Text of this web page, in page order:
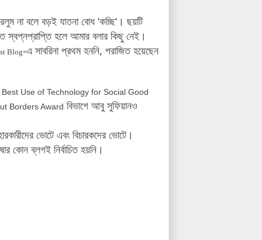
না বলে বড়ই যাতনা বোধ 'কচ্ছি'। ছয়টি
স্বপ্নপ্রাপ্তি হলে আমার বলার কিছু নেই।
Blog-এ সাবরিনা প্রথম হননি, পরাজিত হয়েছেন
Best Use of Technology for Social Good
Borders Award বিভাগে আবু সুফিয়ানও
ভোটে এবং বিচারকদের ভোটে।
কোন ব্লগই নির্বাচিত হয়নি।